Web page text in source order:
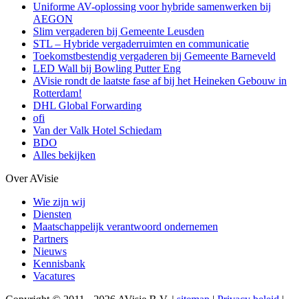
Uniforme AV-oplossing voor hybride samenwerken bij
AEGON
Slim vergaderen bij Gemeente Leusden
STL – Hybride vergaderruimten en communicatie
Toekomstbestendig vergaderen bij Gemeente Barneveld
LED Wall bij Bowling Putter Eng
AVisie rondt de laatste fase af bij het Heineken Gebouw in
Rotterdam!
DHL Global Forwarding
ofi
Van der Valk Hotel Schiedam
BDO
Alles bekijken
Over AVisie
Wie zijn wij
Diensten
Maatschappelijk verantwoord ondernemen
Partners
Nieuws
Kennisbank
Vacatures